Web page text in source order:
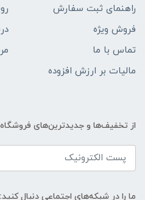
راهنمای ثبت سفارش
فروش ویژه
تماس با ما
مالیات بر ارزش افزوده
از تخفیف‌ها و جدیدترین‌های
ما را در شبکه‌های اجتماعی دنبال کنید: